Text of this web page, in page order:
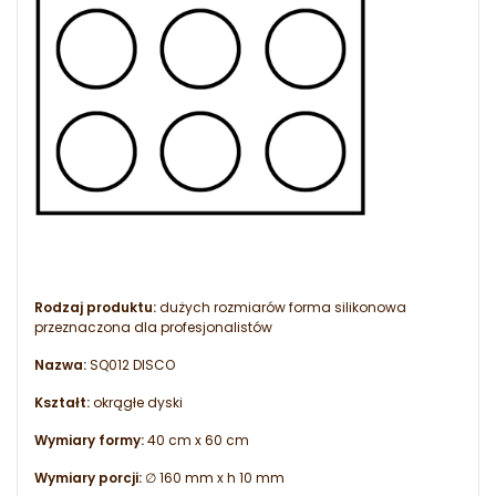
Rodzaj produktu:dużych rozmiarów forma silikonowa
przeznaczona dla profesjonalistów
Nazwa:SQ012 DISCO
Kształt:okrągłe dyski
Wymiary formy:40 cm x 60 cm
Wymiary porcji: ∅ 160 mm x h 10 mm